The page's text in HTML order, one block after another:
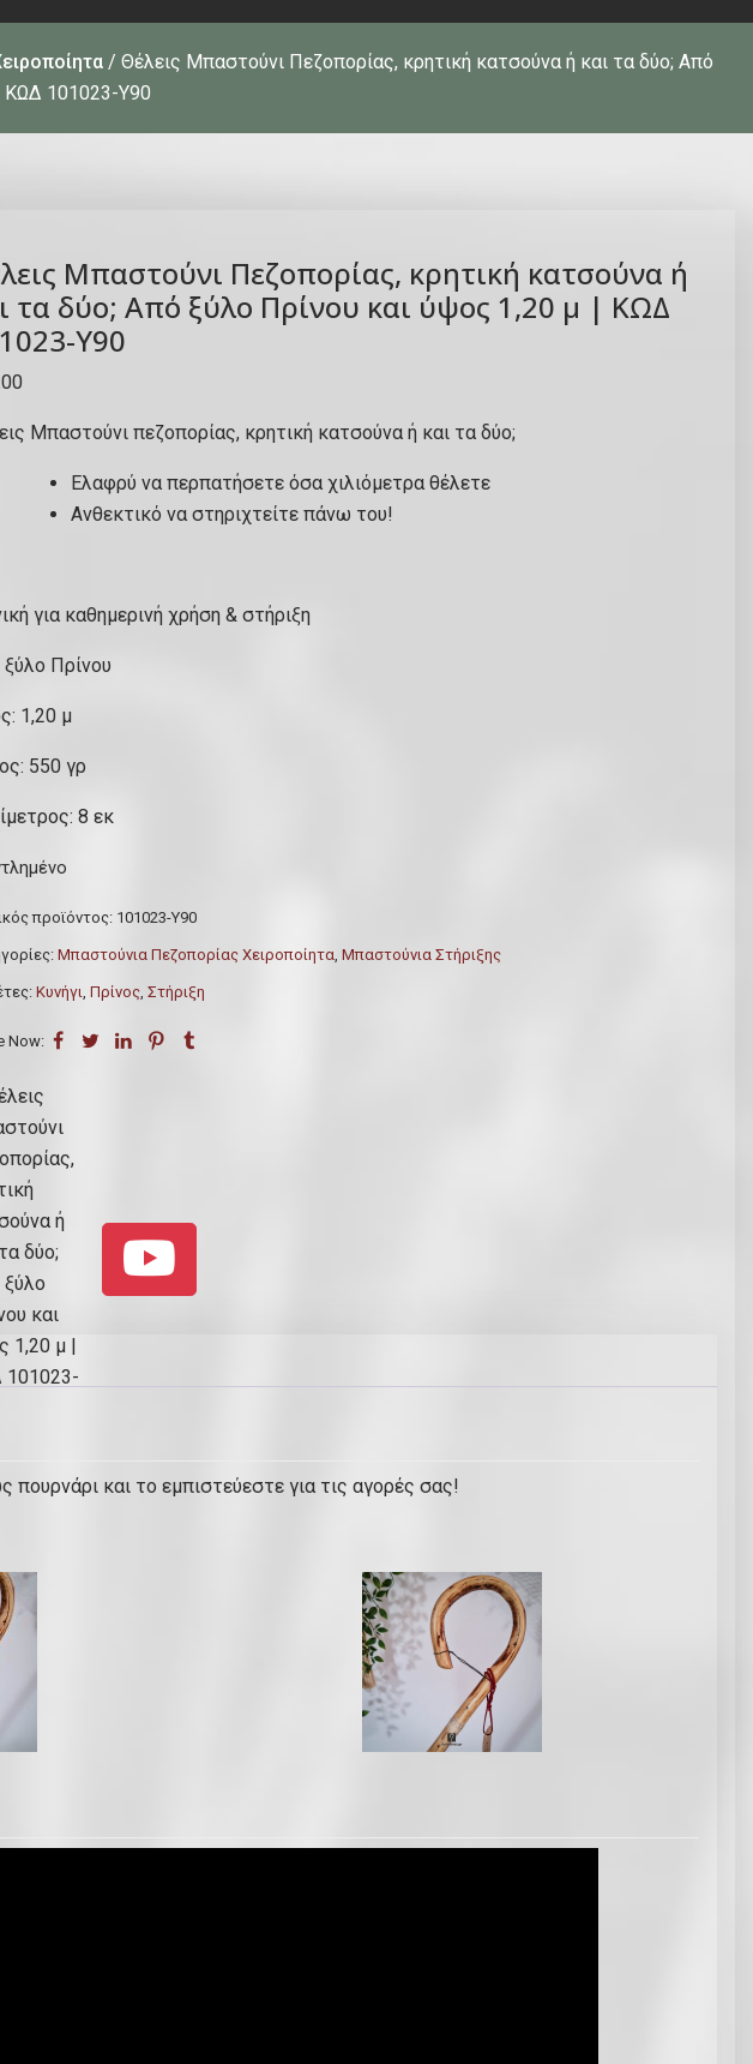
/ Θέλεις Μπαστούνι Πεζοπορίας, κρητική κατσούνα ή και τα δύο; Από
ΚΩΔ 101023-Υ90
Μπαστούνι Πεζοπορίας, κρητική κατσούνα ή
τα δύο; Από ξύλο Πρίνου και ύψος 1,20 μ | ΚΩΔ
Υ90
Μπαστούνι πεζοπορίας, κρητική κατσούνα ή και τα δύο;
Ελαφρύ να περπατήσετε όσα χιλιόμετρα θέλετε
Ανθεκτικό να στηριχτείτε πάνω του!
για καθημερινή χρήση & στήριξη
Πρίνου
1,20 μ
550 γρ
8 εκ
προϊόντος: 101023-Υ90
Μπαστούνια Πεζοπορίας Χειροποίητα, Μπαστούνια Στήριξης
Κυνήγι, Πρίνος, Στήριξη
Now:
και το εμπιστεύεστε για τις αγορές σας!